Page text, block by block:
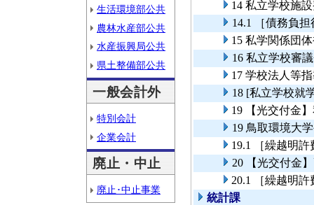
生活環境部公共
農林水産部公共
水産振興局公共
県土整備部公共
一般会計外
特別会計
企業会計
廃止・中止
廃止･中止事業
14 私立学校施
14.1 ［債務負
15 私学関係団
16 私立学校審
17 学校法人等
18 [私立学校就
19 【光交付金
19 鳥取環境大
19.1 ［繰越明
20 【光交付金
20.1 ［繰越明
統計課